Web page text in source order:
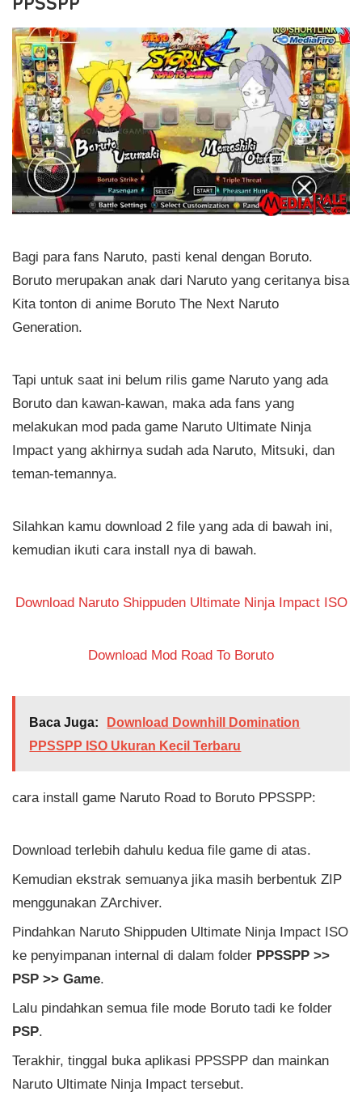
Bagi para fans Naruto, pasti kenal dengan Boruto.
Boruto merupakan anak dari Naruto yang ceritanya bisa
Kita tonton di anime Boruto The Next Naruto
Generation.
Tapi untuk saat ini belum rilis game Naruto yang ada
Boruto dan kawan-kawan, maka ada fans yang
melakukan mod pada game Naruto Ultimate Ninja
Impact yang akhirnya sudah ada Naruto, Mitsuki, dan
teman-temannya.
Silahkan kamu download 2 file yang ada di bawah ini,
kemudian ikuti cara install nya di bawah.
Download Naruto Shippuden Ultimate Ninja Impact ISO
Download Mod Road To Boruto
Baca Juga:
Download Downhill Domination
PPSSPP ISO Ukuran Kecil Terbaru
cara install game Naruto Road to Boruto PPSSPP:
Download terlebih dahulu kedua file game di atas.
Kemudian ekstrak semuanya jika masih berbentuk ZIP
menggunakan ZArchiver.
Pindahkan Naruto Shippuden Ultimate Ninja Impact ISO
ke penyimpanan internal di dalam folder PPSSPP >>
PSP >> Game.
Lalu pindahkan semua file mode Boruto tadi ke folder
PSP.
Terakhir, tinggal buka aplikasi PPSSPP dan mainkan
Naruto Ultimate Ninja Impact tersebut.